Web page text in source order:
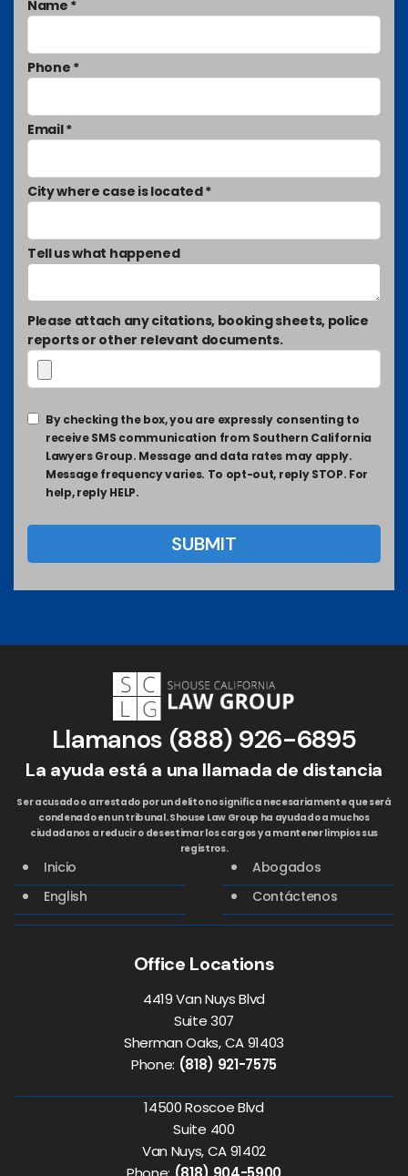
Name *
Phone *
Email *
City where case is located *
Tell us what happened
Please attach any citations, booking sheets, police
reports or other relevant documents.
By checking the box, you are expressly consenting to
receive SMS communication from Southern California
Lawyers Group. Message and data rates may apply.
Message frequency varies. To opt-out, reply STOP. For
help, reply HELP.
Llamanos (888) 926-6895
La ayuda está a una llamada de distancia
Ser acusado o arrestado por un delito no significa necesariamente que será
condenado en un tribunal. Shouse Law Group ha ayudado a muchos
ciudadanos a reducir o desestimar los cargos y a mantener limpios sus
registros.
Inicio
Abogados
English
Contáctenos
Office Locations
4419 Van Nuys Blvd
Suite 307
Sherman Oaks, CA 91403
Phone: (818) 921-7575
14500 Roscoe Blvd
Suite 400
Van Nuys, CA 91402